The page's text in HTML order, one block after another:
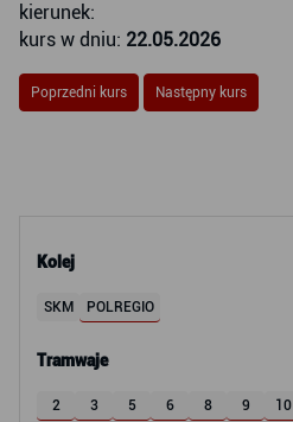
Kolej
SKM POLREGIO
Tramwaje
2 3 5 6 8 9 10
kierunek:
kurs w dniu: 22.05.2026
Poprzedni kurs Następny kurs